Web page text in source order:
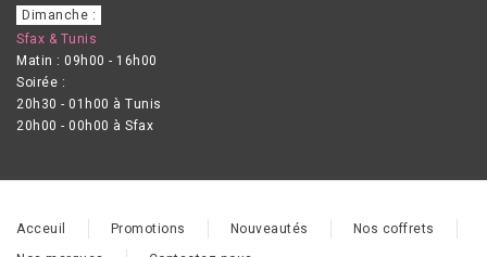
Dimanche :
Sfax & Tunis
Matin : 09h00 - 16h00
Soirée :
20h30 - 01h00 à Tunis
20h00 - 00h00 à Sfax
Acceuil Promotions Nouveautés
Nos coffrets